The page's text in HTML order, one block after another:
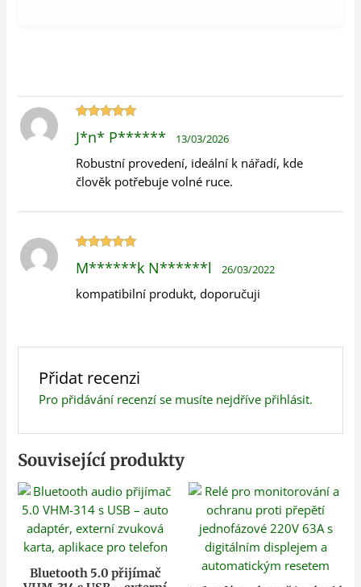
5z 5
J*n* P****** 13/03/2026
Robustní provedení, ideální k nářadí, kde
člověk potřebuje volné ruce.
5z 5
M******k N******l 26/03/2022
kompatibilní produkt, doporučuji
Přidat recenzi
Pro přidávání recenzí se musíte nejdříve přihlásit.
Související produkty
Bluetooth 5.0 přijímač